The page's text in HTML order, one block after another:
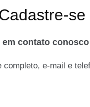
se
em contato
completo, e-mail e